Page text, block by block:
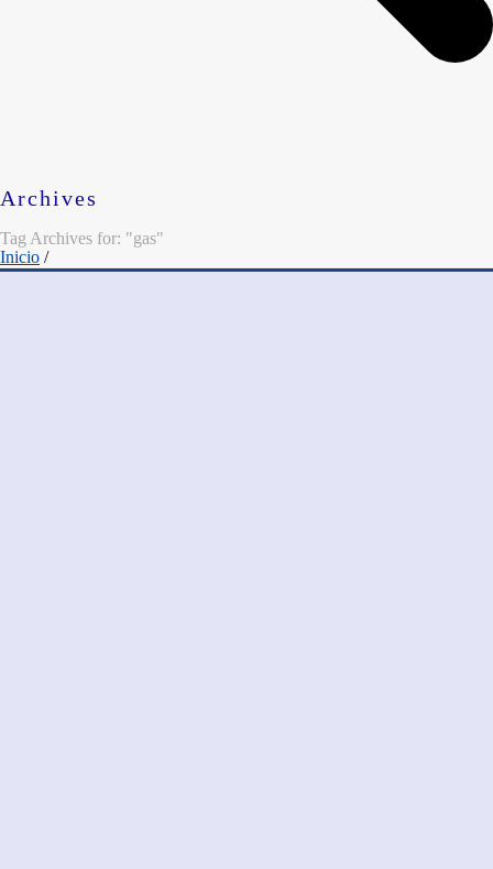
Archives
Tag Archives for: "gas"
Inicio /